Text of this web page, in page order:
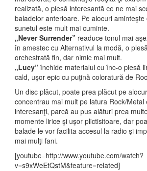
realizată, o piesă interesantă ce ne mai
baladelor anterioare. Pe alocuri
sunetul este mult mai cuminte.
„Never Surrender” readuce tonul mai
în amestec cu Alternativul la modă, o
orchestrată fin, dar nimic mai mult.
„Lucy” închide materialul cu înc-o piesă
cald, uşor epic cu puţină coloratură de
Un disc plăcut, poate prea plăcut pe
concentrau mai mult pe latura Rock/Metal
interesanţi, parcă au pus alături prea
momente lirice şi uşor plictisitoare, dar
balade le vor facilita accesul la radio şi
mai mulţi fani.
[youtube=http://www.youtube.com/watch?
v=s9xWeEtQstM&feature=related]